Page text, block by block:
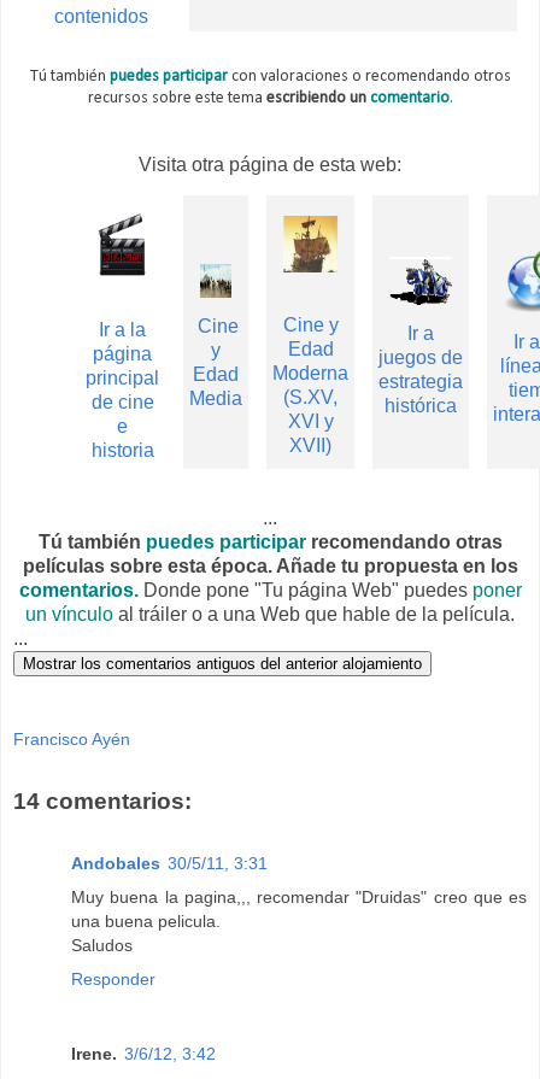
contenidos
Tú también puedes participarcon valoraciones o recomendando otros
recursos sobre este tema escribiendo un comentario.
Visita otra página de esta web:
Ir a la
página
principal
de cine
e
historia
Cine
y
Edad
Media
Cine y
Edad
Moderna
(S.XV,
XVI y
XVII)
Ir a
juegos de
estrategia
histórica
Ir
...
Tú también puedes participarrecomendando otras
películas sobre esta época. Añade tu propuesta en los
comentarios. Donde pone "Tu página Web" puedes poner
un vínculo al tráiler o a una Web que hable de la película.
...
Francisco Ayén
14 comentarios:
Andobales 30/5/11, 3:31
Muy buena la pagina,,, recomendar "Druidas" creo que es
una buena pelicula.
Saludos
Responder
Irene. 3/6/12, 3:42